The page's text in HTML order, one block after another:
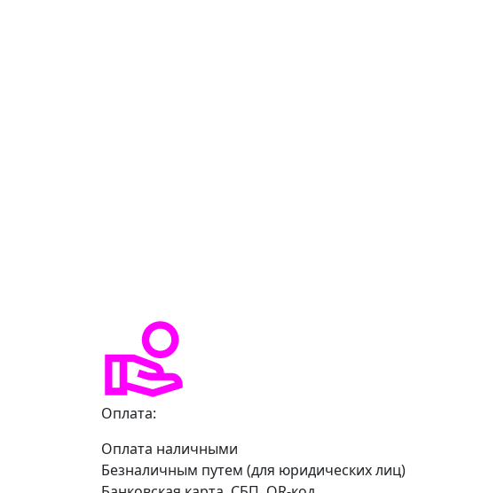
Оплата:
Оплата наличными
Безналичным путем (для юридических лиц)